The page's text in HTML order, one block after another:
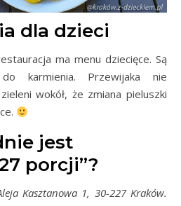
dla dzieci
ma menu dziecięce. Są
do karmienia. Przewijaka nie
wokół, że zmiana pieluszki
jest
porcji”?
Kasztanowa 1, 30-227 Kraków.